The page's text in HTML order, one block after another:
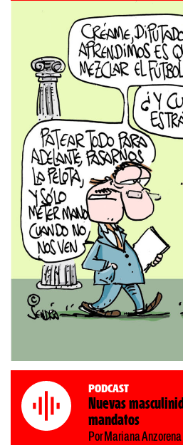
Podcast
Nuevas
mandatos
Por Mariana Anzorena